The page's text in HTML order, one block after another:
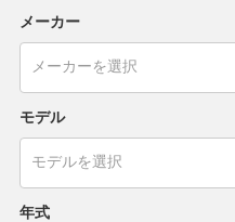
メーカー
モデル
年式